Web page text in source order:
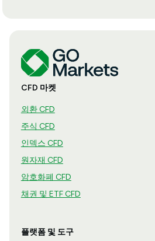
CFD 마켓
외환 CFD
주식 CFD
인덱스 CFD
원자재 CFD
암호화폐 CFD
채권 및 ETF CFD
플랫폼 및 도구